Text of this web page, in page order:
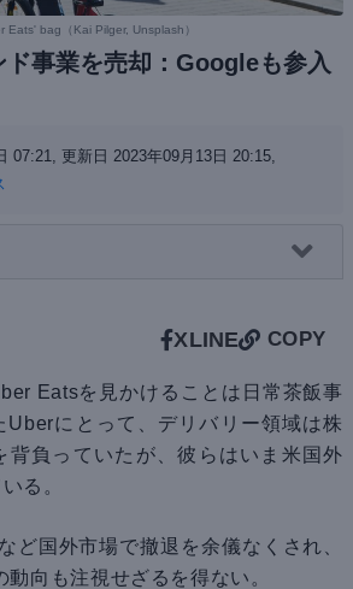
Eats' bag（ Kai Pilger, Unsplash ）
事業を売却：Googleも参入
07:21,
更新日 2023年09月13日 20:15,
XLINE COPY
Eatsを見かけることは日常茶飯事
Uberにとって、デリバリー領域は株
背負っていたが、彼らはいま米国外
る。
ど国外市場で撤退を余儀なくされ、
向も注視せざるを得ない。